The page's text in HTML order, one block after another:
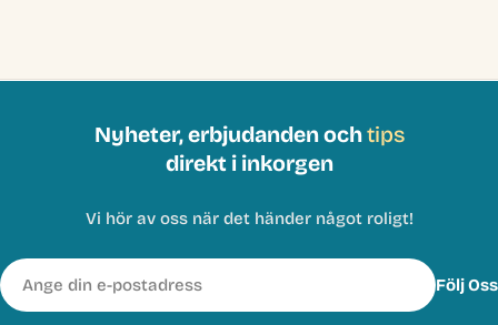
Nyheter, erbjudanden ochtips
direkt i inkorgen
Vi hör av oss när det händer något roligt!
E-
post
Följ Oss